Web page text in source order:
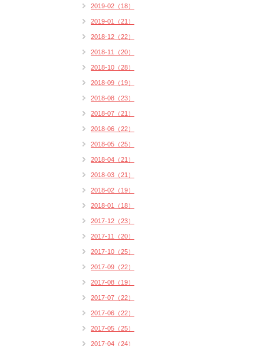
2019-02（18）
2019-01（21）
2018-12（22）
2018-11（20）
2018-10（28）
2018-09（19）
2018-08（23）
2018-07（21）
2018-06（22）
2018-05（25）
2018-04（21）
2018-03（21）
2018-02（19）
2018-01（18）
2017-12（23）
2017-11（20）
2017-10（25）
2017-09（22）
2017-08（19）
2017-07（22）
2017-06（22）
2017-05（25）
2017-04（24）